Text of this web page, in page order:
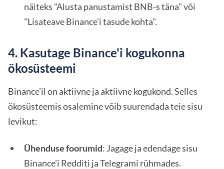
näiteks "Alusta panustamist BNB-s täna" või
"Lisateave Binance'i tasude kohta".
4. Kasutage Binance'i kogukonna
ökosüsteemi
Binance'il on aktiivne ja aktiivne kogukond. Selles
ökosüsteemis osalemine võib suurendada teie sisu
levikut:
Ühenduse foorumid: Jagage ja edendage sisu
Binance'i Redditi ja Telegrami rühmades.